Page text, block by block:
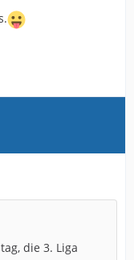
die 3. Liga